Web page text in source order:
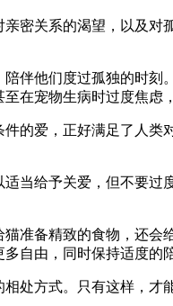
密关系的渴望，以及
伴他们度过孤独的时
在宠物生病时过度焦虑
的爱，正好满足了人
当给予关爱，但不要
准备精致的食物，还会
由，同时保持适度的
处方式。只有这样，才